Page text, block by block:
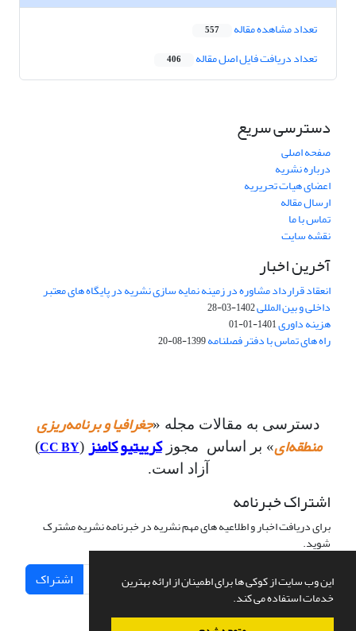
این وب سایت از کوکی ها برای اطمینان از ارائه بهترین
خدمات استفاده می کند.
تعداد مشاهده مقاله 557
تعداد دریافت فایل اصل مقاله 406
دسترسی سریع
صفحه اصلی
درباره نشریه
اعضای هیات تحریریه
ارسال مقاله
تماس با ما
نقشه سایت
آخرین اخبار
انعقاد قرارداد مشاوره در زمینه نمایه سازی نشریه در پایگاه های معتبر
داخلی و بین المللی1402-03-28
هزینه داوری1401-01-01
راه های تماس با دفتر فصلنامه1399-08-20
دسترسی به مقالات مجله «جغرافیا و برنامه‌ریزی
منطقه‌ای» بر اساس مجوزکرییتیو کامنز (
CC BY
)
آزاد است.
اشتراک خبرنامه
برای دریافت اخبار و اطلاعیه های مهم نشریه در خبرنامه نشریه مشترک
شوید.
اشتراک